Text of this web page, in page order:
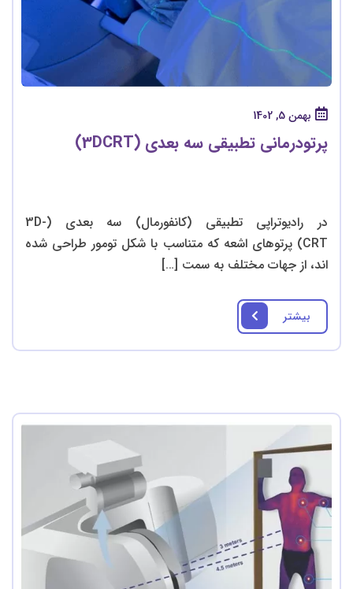
بهمن 5, 1402
پرتودرمانی تطبیقی سه بعدی (3DCRT)
در رادیوتراپی تطبیقی (کانفورمال) سه بعدی (3D-
CRT) پرتوهای اشعه که متناسب با شکل تومور طراحی شده‌
اند، از جهات مختلف به سمت […]
بیشتر